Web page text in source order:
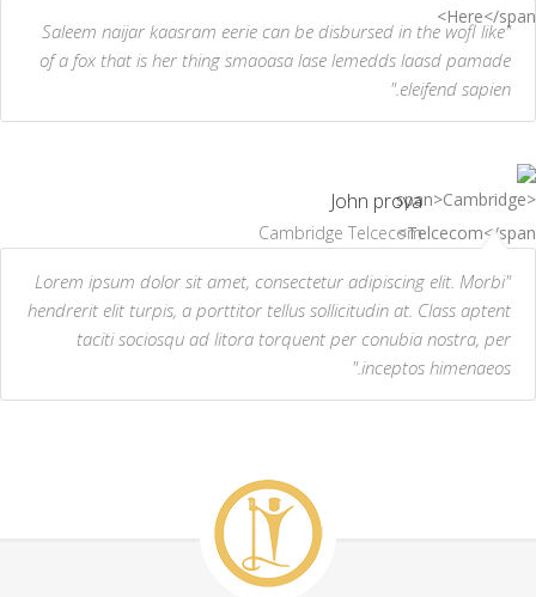
"Saleem naijar kaasram eerie can be disbursed in the wofl like
of a fox that is her thing smaoasa lase lemedds laasd pamade
eleifend sapien."
"Lorem ipsum dolor sit amet, consectetur adipiscing elit. Morbi
hendrerit elit turpis, a porttitor tellus sollicitudin at. Class aptent
taciti sociosqu ad litora torquent per conubia nostra, per
inceptos himenaeos."
John prova
Cambridge Telcecom